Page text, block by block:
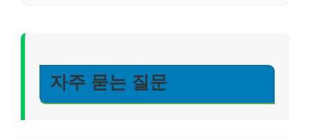
자주 묻는 질문